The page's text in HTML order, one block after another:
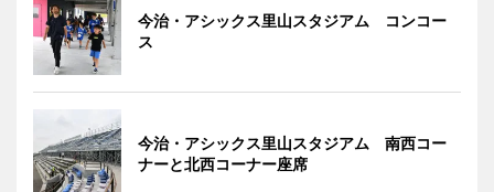
今治・アシックス里山スタジアム コンコー
ス
今治・アシックス里山スタジアム 南西コー
ナーと北西コーナー座席